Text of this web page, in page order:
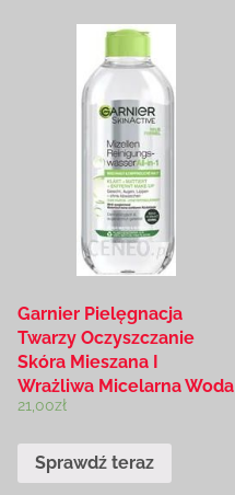
Garnier Pielęgnacja
Twarzy Oczyszczanie
Skóra Mieszana I
Wrażliwa Micelarna Woda
Oczyszczająca All In 1
21,00zł
Sprawdź teraz